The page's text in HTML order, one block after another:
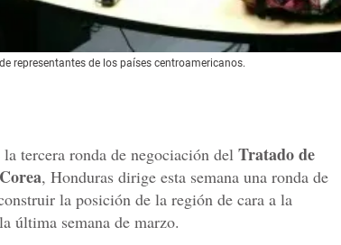
representantes de los países centroamericanos.
tercera ronda de negociación del Tratado de
, Honduras dirige esta semana una ronda de
la posición de la región de cara a la
última semana de marzo.